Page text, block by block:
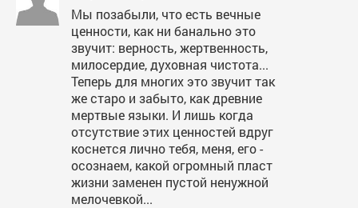
Мы позабыли, что есть вечные
ценности, как ни банально это
звучит: верность, жертвенность,
милосердие, духовная чистота...
Теперь для многих это звучит так
же старо и забыто, как древние
мертвые языки. И лишь когда
отсутствие этих ценностей вдруг
коснется лично тебя, меня, его -
осознаем, какой огромный пласт
жизни заменен пустой ненужной
мелочевкой...